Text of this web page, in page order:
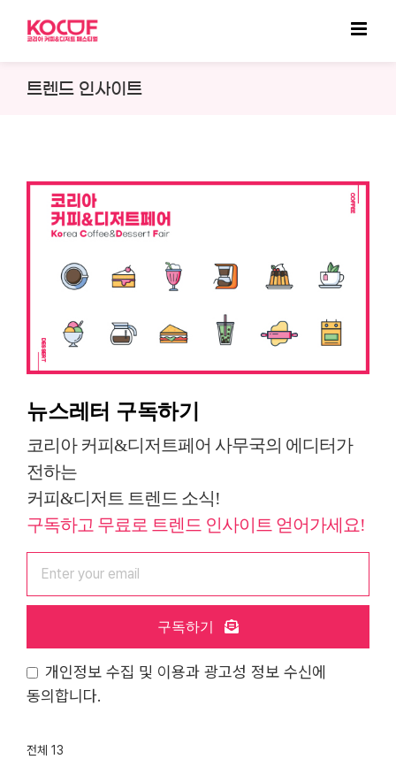
content
트렌드 인사이트
뉴스레터 구독하기
코리아 커피&디저트페어 사무국의 에디터가
전하는
커피&디저트 트렌드 소식!
구독하고 무료로 트렌드 인사이트 얻어가세요!
구독하기
개인정보 수집 및 이용과 광고성 정보 수신에
동의합니다.
전체 13